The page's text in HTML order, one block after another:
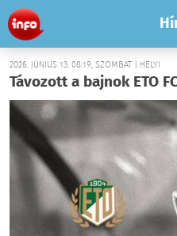
2026. JÚNIUS 13. 08:19, SZOMBAT | HELYI
Távozott a bajnok ETO